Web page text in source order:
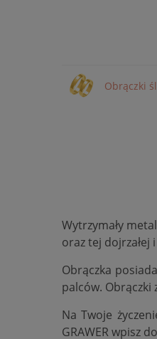
Obrączki
Wytrzymały
oraz tej dojrzałej
Obrączka posiada
palców. Obrączki
Na Twoje
GRAWER wpisz